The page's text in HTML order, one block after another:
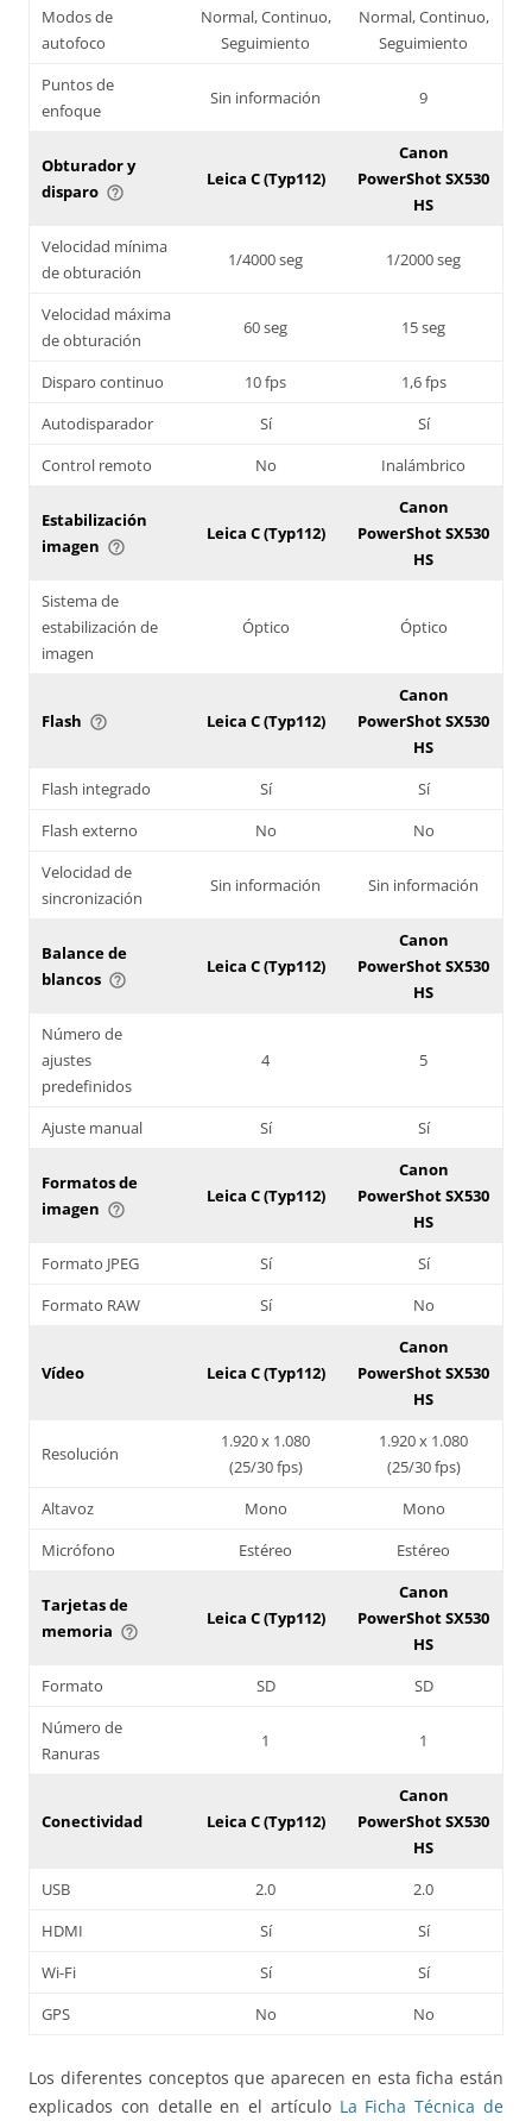
Modos de
autofoco
Normal, Continuo,
Seguimiento
Normal, Continuo,
Seguimiento
Puntos de
enfoque
Sin información 9
Obturador y
disparo help_outline
Leica C (Typ112)
Canon
PowerShot SX530
HS
Velocidad mínima
de obturación
1/4000 seg 1/2000 seg
Velocidad máxima
de obturación
60 seg 15 seg
Disparo continuo 10 fps
1,6 fps
Autodisparador
Sí
Sí
Control remoto
No Inalámbrico
Estabilización
imagen help_outline
Leica C (Typ112)
Canon
PowerShot SX530
HS
Sistema de
estabilización de
imagen
Óptico Óptico
Flash help_outline Leica C (Typ112)
Canon
PowerShot SX530
HS
Flash integrado
Sí
Sí
Flash externo
No
No
Velocidad de
sincronización
Sin información Sin información
Balance de
blancos help_outline
Leica C (Typ112)
Canon
PowerShot SX530
HS
Número de
ajustes
predefinidos
4 5
Ajuste manual Sí Sí
Formatos de
imagen help_outline
Leica C (Typ112)
Canon
PowerShot SX530
HS
Formato JPEG
Sí
Sí
Formato RAW
Sí No
Vídeo Leica C (Typ112)
Canon
PowerShot SX530
HS
Resolución
1.920 x 1.080
(25/30 fps)
1.920 x 1.080
(25/30 fps)
Altavoz
Mono
Mono
Micrófono
Estéreo Estéreo
Tarjetas de
memoria help_outline
Leica C (Typ112)
Canon
PowerShot SX530
HS
Formato
SD
SD
Número de
Ranuras
1 1
Conectividad Leica C (Typ112)
Canon
PowerShot SX530
HS
USB
2.0
2.0
HDMI
Sí
Sí
Wi-Fi
Sí
Sí
GPS
No No
Los diferentes conceptos que aparecen en esta ficha están
explicados con detalle en el artículo La Ficha Técnica de